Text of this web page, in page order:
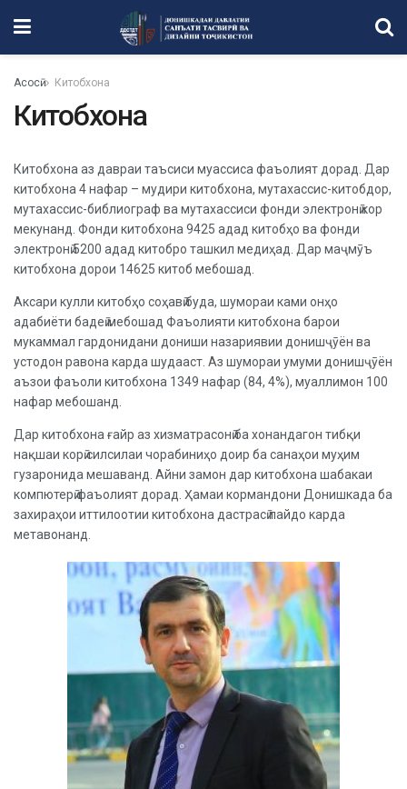
Асосӣ Китобхона
Китобхона
Китобхона аз давраи таъсиси муассиса фаъолият дорад. Дар
китобхона 4 нафар – мудири китобхона, мутахассис-китобдор,
мутахассис-библиограф ва мутахассиси фонди электронӣ кор
мекунанд. Фонди китобхона 9425 адад китобҳо ва фонди
электронӣ 5200 адад китобро ташкил медиҳад. Дар маҷмӯъ
китобхона дорои 14625 китоб мебошад.
Аксари кулли китобҳо соҳавӣ буда, шумораи ками онҳо
адабиёти бадеӣ мебошад Фаъолияти китобхона барои
мукаммал гардонидани дониши назариявии донишҷӯён ва
устодон равона карда шудааст. Аз шумораи умуми донишҷӯён
аъзои фаъоли китобхона 1349 нафар (84, 4%), муаллимон 100
нафар мебошанд.
Дар китобхона ғайр аз хизматрасонӣ ба хонандагон тибқи
нақшаи корӣ силсилаи чорабиниҳо доир ба санаҳои муҳим
гузаронида мешаванд. Айни замон дар китобхона шабакаи
компютерӣ фаъолият дорад. Ҳамаи кормандони Донишкада ба
захираҳои иттилоотии китобхона дастрасӣ пайдо карда
метавонанд.